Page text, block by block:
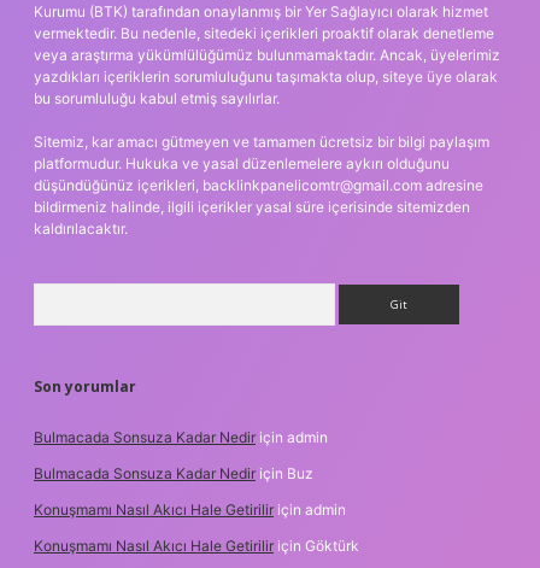
Kurumu (BTK) tarafından onaylanmış bir Yer Sağlayıcı olarak hizmet
vermektedir. Bu nedenle, sitedeki içerikleri proaktif olarak denetleme
veya araştırma yükümlülüğümüz bulunmamaktadır. Ancak, üyelerimiz
yazdıkları içeriklerin sorumluluğunu taşımakta olup, siteye üye olarak
bu sorumluluğu kabul etmiş sayılırlar.
Sitemiz, kar amacı gütmeyen ve tamamen ücretsiz bir bilgi paylaşım
platformudur. Hukuka ve yasal düzenlemelere aykırı olduğunu
düşündüğünüz içerikleri, backlinkpanelicomtr@gmail.com adresine
bildirmeniz halinde, ilgili içerikler yasal süre içerisinde sitemizden
kaldırılacaktır.
Son yorumlar
Bulmacada Sonsuza Kadar Nedir için admin
Bulmacada Sonsuza Kadar Nedir için Buz
Konuşmamı Nasıl Akıcı Hale Getirilir için admin
Konuşmamı Nasıl Akıcı Hale Getirilir için Göktürk